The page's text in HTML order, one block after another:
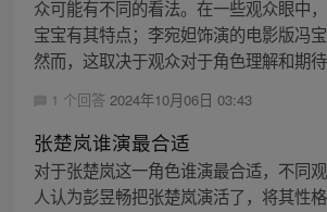
众可能有不同的看法。在一些观众眼中
宝宝有其特点；李宛妲饰演的电影版冯宝
然而，这取决于观众对于角色理解和期
1 个回答 2024年10月06日 03:43
张楚岚谁演最合适
对于张楚岚这一角色谁演最合适，不同
人认为彭昱畅把张楚岚演活了，将其性